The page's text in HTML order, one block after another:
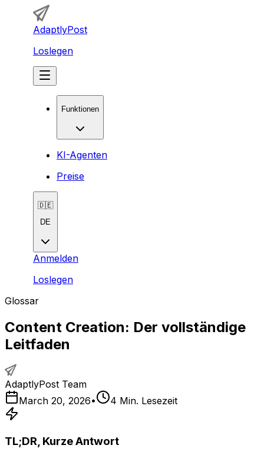
AdaptlyPost
Loslegen
Funktionen
KI-Agenten
Preise
🇩🇪
DE
Anmelden
Loslegen
Glossar
Content Creation: Der vollständige
Leitfaden
AdaptlyPost Team
March 20, 2026• 4 Min. Lesezeit
TL;DR, Kurze Antwort